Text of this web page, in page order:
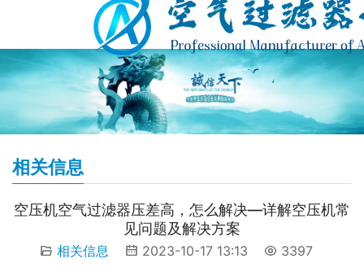
相关信息
空压机空气过滤器压差高，怎么解决—详解空压机常
见问题及解决方案
相关信息 2023-10-17 13:13 3397